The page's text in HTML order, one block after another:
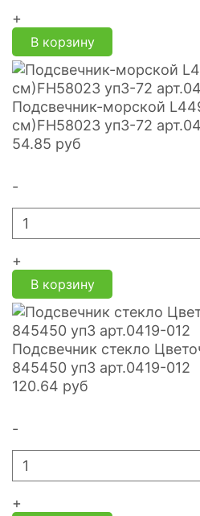
+
В корзину
Подсвечник-морской
cм)FH58023 уп3-72
54.85 руб
-
+
В корзину
Подсвечник стекло
845450 уп3 арт.0419-012
120.64 руб
-
+